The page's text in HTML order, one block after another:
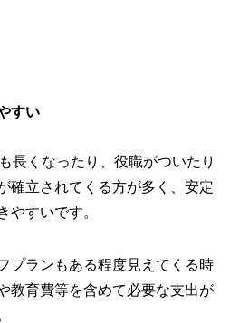
すい
長くなったり、役職がついたり
確立されてくる方が多く、安定
やすいです。
プランもある程度見えてくる時
教育費等を含めて必要な支出が